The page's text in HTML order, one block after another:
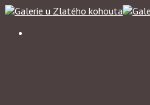
Skip
content